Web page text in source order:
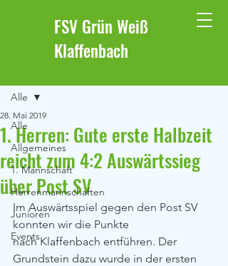
FSV Grün Weiß
Klaffenbach
Alle
Allgemeines
1. Mannschaft
Herrenmannschaften
Junioren
Events
Alle
1. Herren: Gute erste Halbzeit
reicht zum 4:2 Auswärtssieg
über Post SV
28. Mai 2019
Im Auswärtsspiel gegen den Post SV
konnten wir die Punkte
nach Klaffenbach entführen. Der
Grundstein dazu wurde in der ersten